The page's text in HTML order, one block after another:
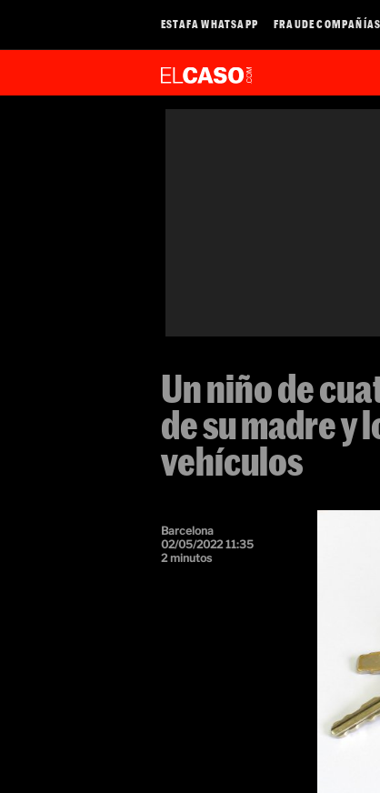
ESTAFA WHATSAPP FRAUDE
Un niño de
de su madre y
vehículos
Barcelona
02/05/2022 11:35
2 minutos